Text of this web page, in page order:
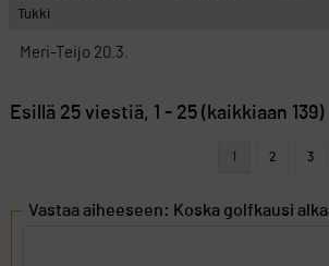
Tukki
Meri-Teijo 20.3.
Esillä 25 viestiä, 1 - 25 (kaikkiaan 139)
1 2 3
Vastaa aiheeseen: Koska golfkausi